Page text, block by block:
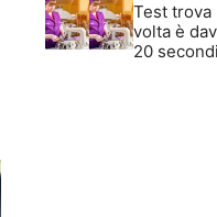
Test
volta è
20